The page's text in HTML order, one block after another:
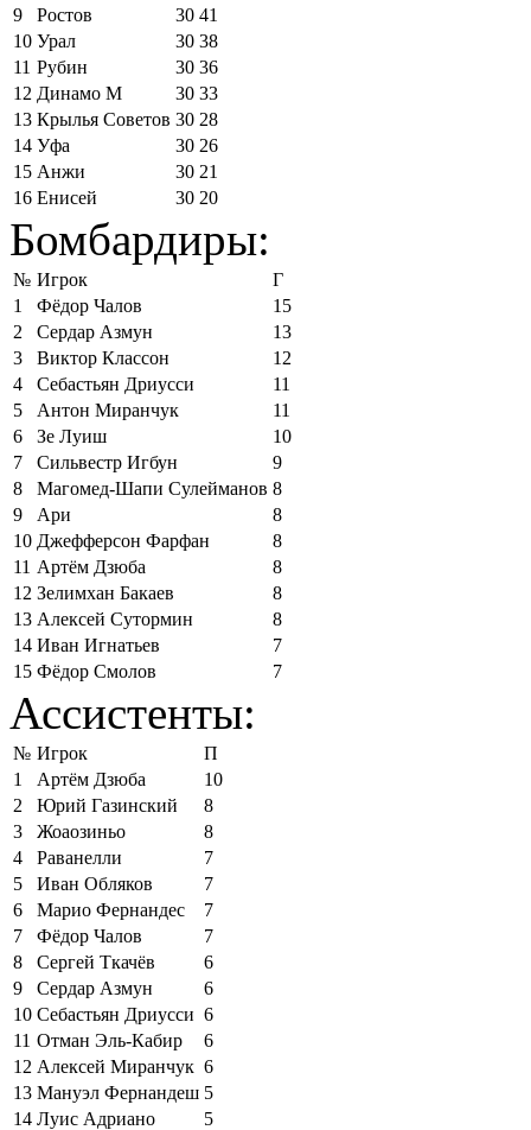
9
Ростов 30 41
10 Урал 30 38
11 Рубин 30 36
12 Динамо М 30 33
13 Крылья Советов 30 28
14 Уфа 30 26
15 Анжи 30 21
16 Енисей 30 20
Бомбардиры:
№ Игрок
Г
1
Фёдор Чалов
15
2
Сердар Азмун
13
3
Виктор Классон
12
4
Себастьян Дриусси
11
5
Антон Миранчук
11
6
Зе Луиш
10
7
Сильвестр Игбун
9
8
Магомед-Шапи Сулейманов 8
9
Ари
8
10 Джефферсон Фарфан
8
11 Артём Дзюба
8
12 Зелимхан Бакаев
8
13 Алексей Сутормин
8
14 Иван Игнатьев
7
15 Фёдор Смолов 7
Ассистенты:
№ Игрок
П
1
Артём Дзюба
10
2
Юрий Газинский
8
3
Жоаозиньо
8
4
Раванелли
7
5
Иван Обляков
7
6
Марио Фернандес
7
7
Фёдор Чалов
7
8
Сергей Ткачёв
6
9
Сердар Азмун
6
10 Себастьян Дриусси 6
11 Отман Эль-Кабир
6
12 Алексей Миранчук 6
13 Мануэл Фернандеш 5
14 Луис Адриано
5